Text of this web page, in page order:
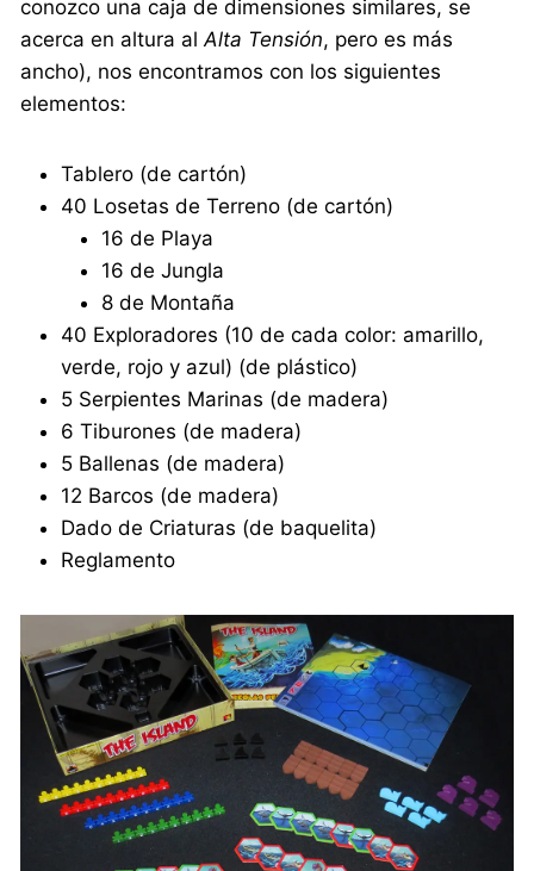
conozco una caja de dimensiones similares, se
acerca en altura alAlta Tensión, pero es más
ancho), nos encontramos con los siguientes
elementos:
Tablero (de cartón)
40 Losetas de Terreno (de cartón)
16 de Playa
16 de Jungla
8 de Montaña
40 Exploradores (10 de cada color: amarillo,
verde, rojo y azul) (de plástico)
5 Serpientes Marinas (de madera)
6 Tiburones (de madera)
5 Ballenas (de madera)
12 Barcos (de madera)
Dado de Criaturas (de baquelita)
Reglamento